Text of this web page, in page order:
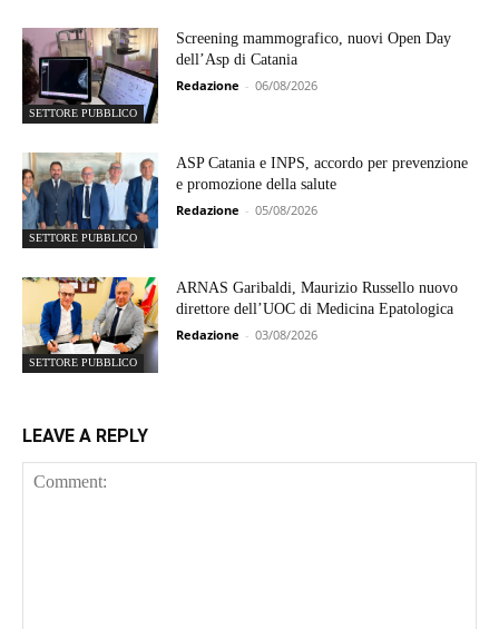
SETTORE PUBBLICO
Screening mammografico, nuovi Open Day
dell’Asp di Catania
Redazione - 06/08/2026
SETTORE PUBBLICO
ASP Catania e INPS, accordo per prevenzione
e promozione della salute
Redazione - 05/08/2026
SETTORE PUBBLICO
ARNAS Garibaldi, Maurizio Russello nuovo
direttore dell’UOC di Medicina Epatologica
Redazione - 03/08/2026
LEAVE A REPLY